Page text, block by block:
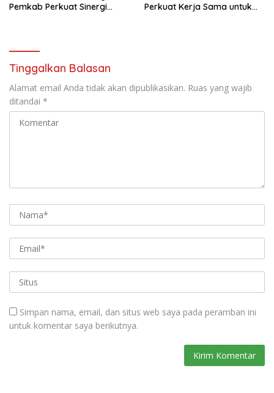
Pemkab Perkuat Sinergi
Perkuat Kerja Sama untuk
Tinggalkan Balasan
Alamat email Anda tidak akan dipublikasikan. Ruas yang wajib
ditandai *
Simpan nama, email, dan situs web saya pada peramban ini
untuk komentar saya berikutnya.